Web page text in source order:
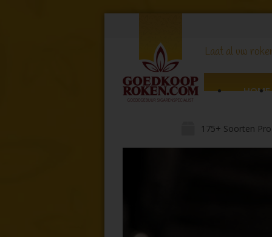
Laat al uw
HOME
175+ Soorten